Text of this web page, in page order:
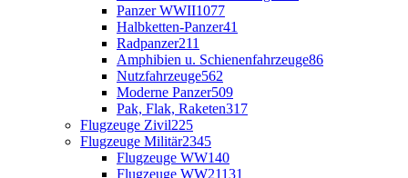
Panzer WWII1077
Halbketten-Panzer41
Radpanzer211
Amphibien u. Schienenfahrzeuge86
Nutzfahrzeuge562
Moderne Panzer509
Pak, Flak, Raketen317
Flugzeuge Zivil225
Flugzeuge Militär2345
Flugzeuge WW140
Flugzeuge WW21131